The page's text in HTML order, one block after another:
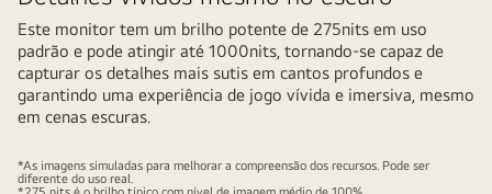
Este monitor tem um brilho potente de 275nits em uso
padrão e pode atingir até 1000nits, tornando-se capaz de
capturar os detalhes mais sutis em cantos profundos e
garantindo uma experiência de jogo vívida e imersiva, mesmo
em cenas escuras.
*As imagens simuladas para melhorar a compreensão dos recursos. Pode ser
diferente do uso real.